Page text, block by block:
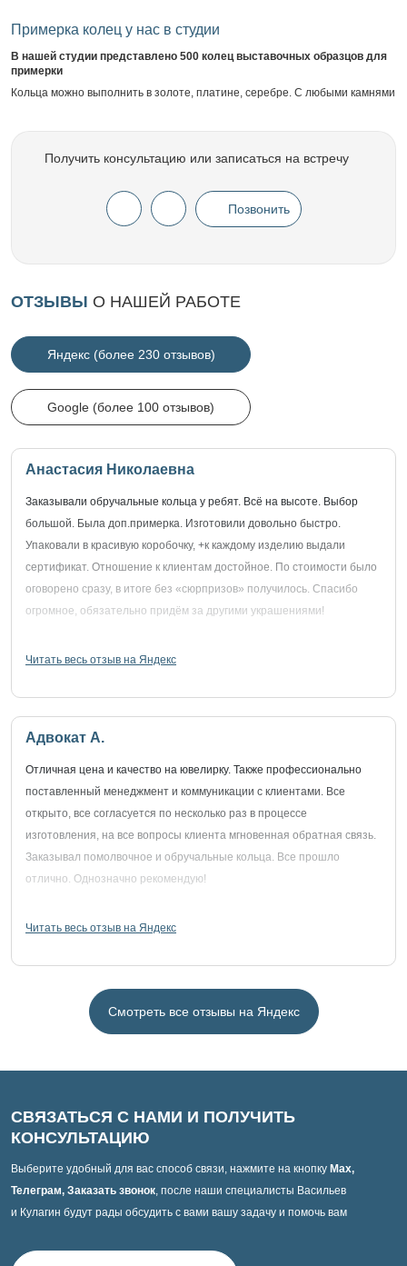
Примерка колец у нас в студии
В нашей студии представлено 500 колец выставочных образцов для
примерки
Кольца можно выполнить в золоте, платине, серебре. С любыми камнями
Получить консультацию или записаться на встречу
Позвонить
ОТЗЫВЫ О НАШЕЙ РАБОТЕ
Яндекс (более 230 отзывов)
Google (более 100 отзывов)
Анастасия Николаевна
Заказывали обручальные кольца у ребят. Всё на высоте. Выбор
большой. Была доп.примерка. Изготовили довольно быстро.
Упаковали в красивую коробочку, +к каждому изделию выдали
сертификат. Отношение к клиентам достойное. По стоимости было
оговорено сразу, в итоге без «сюрпризов» получилось. Спасибо
огромное, обязательно придём за другими украшениями!
Читать весь отзыв на Яндекс
Адвокат А.
Отличная цена и качество на ювелирку. Также профессионально
поставленный менеджмент и коммуникации с клиентами. Все
открыто, все согласуется по несколько раз в процессе
изготовления, на все вопросы клиента мгновенная обратная связь.
Заказывал помолвочное и обручальные кольца. Все прошло
отлично. Однозначно рекомендую!
Читать весь отзыв на Яндекс
Смотреть все отзывы на Яндекс
СВЯЗАТЬСЯ С НАМИ И ПОЛУЧИТЬ
КОНСУЛЬТАЦИЮ
Выберите удобный для вас способ связи, нажмите на кнопку Max,
Телеграм, Заказать звонок, после наши специалисты Васильев
и Кулагин будут рады обсудить с вами вашу задачу и помочь вам